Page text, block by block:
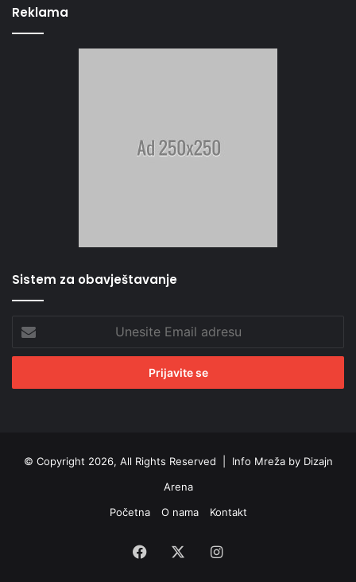
Reklama
Sistem za obavještavanje
Email
adresu
© Copyright 2026, All Rights Reserved | Info Mreža by Dizajn
Arena
Početna
O nama Kontakt
Facebook Instagram